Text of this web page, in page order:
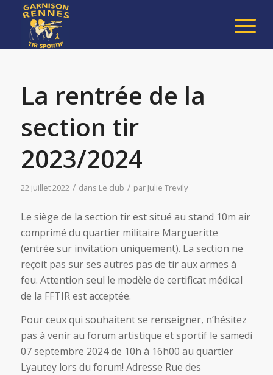
La rentrée de la
section tir
2023/2024
22 juillet 2022 / dans Le club / par Julie Trevily
Le siège de la section tir est situé au stand 10m air
comprimé du quartier militaire Margueritte
(entrée sur invitation uniquement). La section ne
reçoit pas sur ses autres pas de tir aux armes à
feu. Attention seul le modèle de certificat médical
de la FFTIR est acceptée.
Pour ceux qui souhaitent se renseigner, n’hésitez
pas à venir au forum artistique et sportif le samedi
07 septembre 2024 de 10h à 16h00 au quartier
Lyautey lors du forum! Adresse Rue des